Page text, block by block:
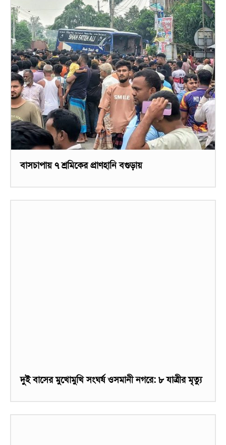
বাসচাপায় ৭ শ্রমিকের প্রাণহানি বগুড়ায়
দুই বাসের মুখোমুখি সংঘর্ষ ওসমানী নগরে: ৮ যাত্রীর মৃত্যু